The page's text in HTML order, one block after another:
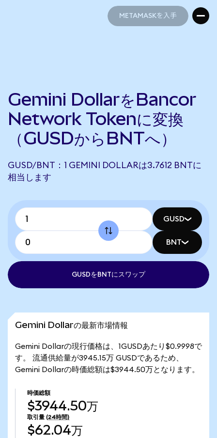
METAMASKを入手
Gemini DollarをBancor
Network Tokenに変換
（GUSDからBNTへ）
GUSD/BNT：1 GEMINI DOLLARは3.7612 BNTに
相当します
GUSD
BNT
GUSDをBNTにスワップ
Gemini Dollarの最新市場情報
Gemini Dollarの現行価格は、1GUSDあたり$0.9998で
す。 流通供給量が3945.15万 GUSDであるため、
Gemini Dollarの時価総額は$3944.50万となります。
時価総額
$3944.50万
取引量 (24時間)
$62.04万